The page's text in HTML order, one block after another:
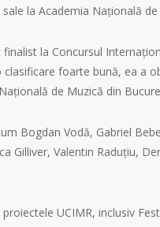
la Academia Națională de
la Concursul
foarte bună, ea a
de Muzică din
Bogdan Vodă, Gabriel
Gilliver, Valentin Raduțiu,
UCIMR, inclusiv